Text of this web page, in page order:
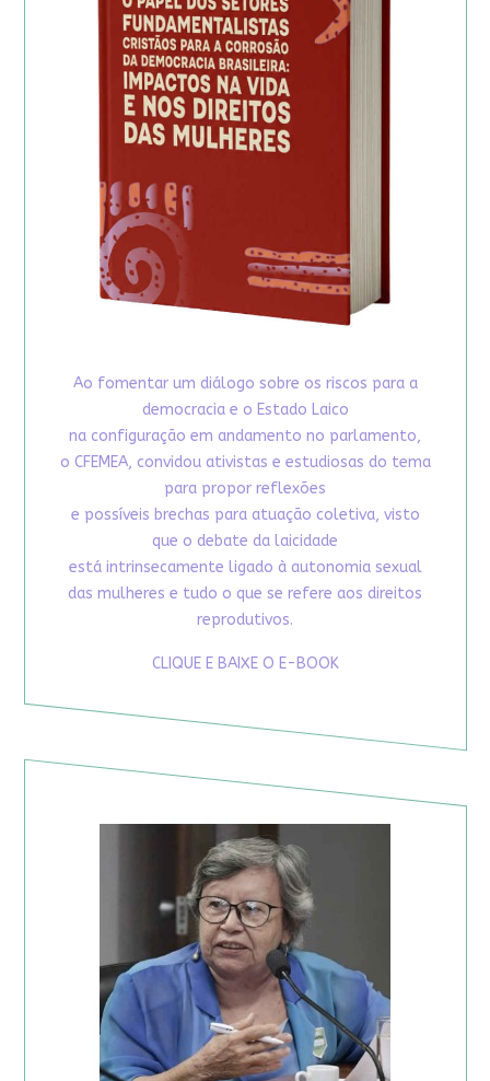
Ao fomentar um diálogo sobre os riscos para a
democracia e o Estado Laico
na configuração em andamento no parlamento,
o CFEMEA, convidou ativistas e estudiosas do tema
para propor reflexões
e possíveis brechas para atuação coletiva, visto
que o debate da laicidade
está intrinsecamente ligado à autonomia sexual
das mulheres e tudo o que se refere aos direitos
reprodutivos.
CLIQUE E BAIXE O E-BOOK